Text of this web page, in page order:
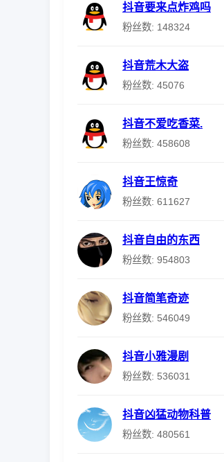
抖音要来点炸鸡吗
粉丝数: 148324
抖音荒木大盗
粉丝数: 45076
抖音不爱吃香菜.
粉丝数: 458608
抖音王惊奇
粉丝数: 611627
抖音自由的东西
粉丝数: 954803
抖音简笔奇迹
粉丝数: 546049
抖音小雅漫剧
粉丝数: 536031
抖音凶猛动物科普
粉丝数: 480561